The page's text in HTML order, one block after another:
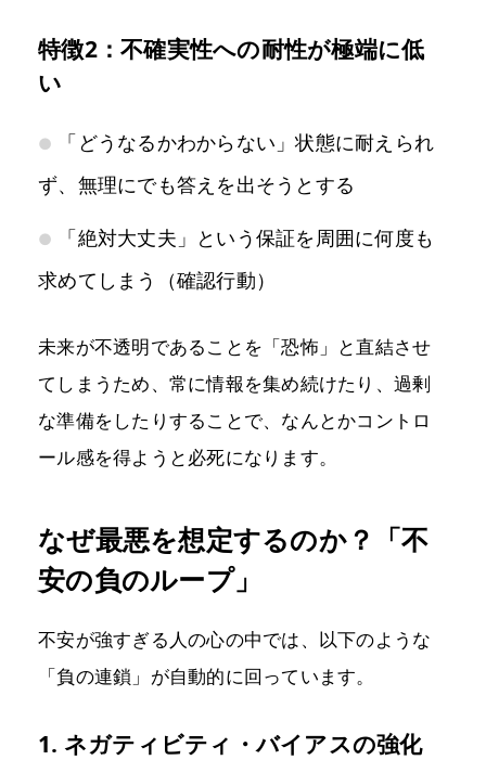
特徴2：不確実性への耐性が極端に低
い
「どうなるかわからない」状態に耐えられ
ず、無理にでも答えを出そうとする
「絶対大丈夫」という保証を周囲に何度も
求めてしまう（確認行動）
未来が不透明であることを「恐怖」と直結させ
てしまうため、常に情報を集め続けたり、過剰
な準備をしたりすることで、なんとかコントロ
ール感を得ようと必死になります。
なぜ最悪を想定するのか？「不
安の負のループ」
不安が強すぎる人の心の中では、以下のような
「負の連鎖」が自動的に回っています。
1. ネガティビティ・バイアスの強化